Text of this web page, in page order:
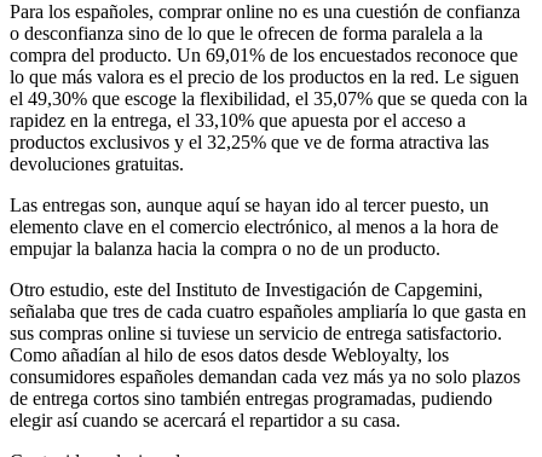
Para los españoles, comprar online no es una cuestión de confianza
o desconfianza sino de lo que le ofrecen de forma paralela a la
compra del producto. Un 69,01% de los encuestados reconoce que
lo que más valora es el precio de los productos en la red. Le siguen
el 49,30% que escoge la flexibilidad, el 35,07% que se queda con la
rapidez en la entrega, el 33,10% que apuesta por el acceso a
productos exclusivos y el 32,25% que ve de forma atractiva las
devoluciones gratuitas.
Las entregas son, aunque aquí se hayan ido al tercer puesto, un
elemento clave en el comercio electrónico, al menos a la hora de
empujar la balanza hacia la compra o no de un producto.
Otro estudio, este del Instituto de Investigación de Capgemini,
señalaba que tres de cada cuatro españoles ampliaría lo que gasta en
sus compras online si tuviese un servicio de entrega satisfactorio.
Como añadían al hilo de esos datos desde Webloyalty, los
consumidores españoles demandan cada vez más ya no solo plazos
de entrega cortos sino también entregas programadas, pudiendo
elegir así cuando se acercará el repartidor a su casa.